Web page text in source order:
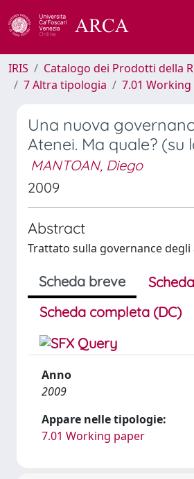
IRIS
Catalogo dei Prodotti della
7 Altra tipologia
7.01
Una nuova
Atenei. Ma quale? (su
MANTOAN, Diego
2009
Abstract
Trattato sulla governance degli
Scheda breve
Scheda completa (DC)
Anno
2009
Appare nelle tipologie:
7.01 Working paper